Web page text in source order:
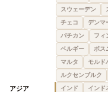
スウェーデン
チェコ
デンマ
バチカン
フィ
ベルギー
ボス
マルタ
モルド
ルクセンブルク
アジア インド インド